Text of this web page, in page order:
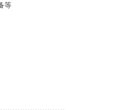
等